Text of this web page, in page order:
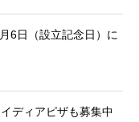
6日（設立記念日）に
ディアピザも募集中